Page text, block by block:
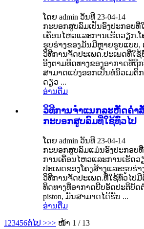
ໂດຍ admin ວັນທີ 23-04-14
ກະບອກສູບລົມເປັນອົງປະກອບທີ່
ເຄື່ອນໄຫວແລະການເຮັດວຽກ.ໂ
ຮູບຮ່າງຂອງມັນມີຫຼາຍຮູບແບບ,
ວິທີການຈັດປະເພດ.ປະເພດທີ່ໃ
ອີງຕາມທິດທາງຂອງອາກາດທີ່ຖື
ສາມາດແບ່ງອອກເປັນທໍ່ນິວເມຕິ
ດຽວ ...
ອ່ານ​ຕື່ມ
ວິທີການຈໍາແນກລະຫັດຄໍາ
ກະບອກສູບລົມທີ່ໃຊ້ທົ່ວໄປ
ໂດຍ admin ວັນທີ 23-04-14
ກະບອກສູບລົມແມ່ນອົງປະກອບ
ການເຄື່ອນໄຫວແລະການເຮັດ
ປະເພດຂອງໂຄງສ້າງແລະຮູບຮ່
ວິທີການຈັດປະເພດ.ທີ່ໃຊ້ທົ່ວໄປ
ທິດ​ທາງ​ທີ່​ອາ​ກາດ​ບີບ​ອັດ​ປະ​ຕິ​ບັດ​
piston​, ມັນ​ສາ​ມາດ​ໄດ້​ຮັບ ...
ອ່ານ​ຕື່ມ
1 23456ຕໍ່ໄປ >>> ໜ້າ 1 / 13